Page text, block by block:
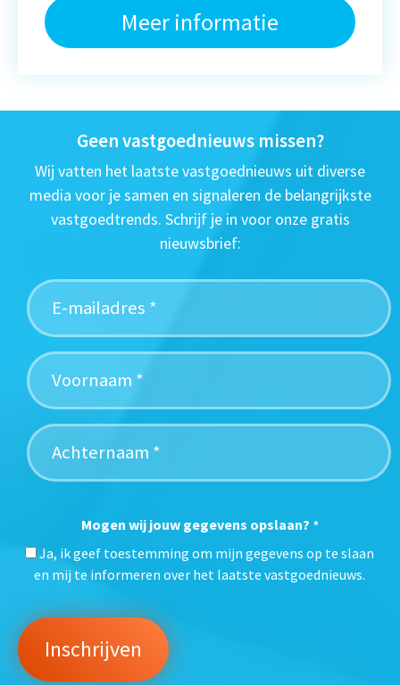
Meer informatie
Geen vastgoednieuws missen?
Wij vatten het laatste vastgoednieuws uit diverse
media voor je samen en signaleren de belangrijkste
vastgoedtrends. Schrijf je in voor onze gratis
nieuwsbrief:
Mogen wij jouw gegevens opslaan? *
Ja, ik geef toestemming om mijn gegevens op te slaan
en mij te informeren over het laatste vastgoednieuws.